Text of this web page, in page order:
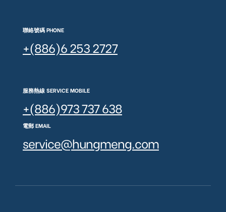
聯絡號碼 PHONE
+(886)6 253 2727
服務熱線 SERVICE MOBILE
+(886)973 737 638
電郵 EMAIL
service@hungmeng.com